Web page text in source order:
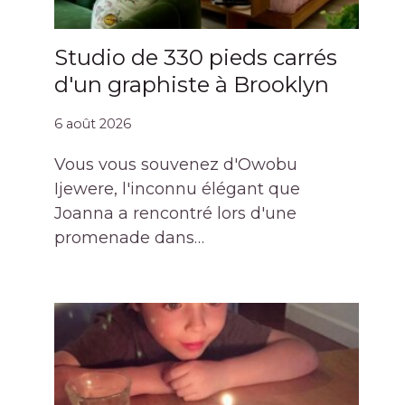
Studio de 330 pieds carrés
d'un graphiste à Brooklyn
6 août 2026
Vous vous souvenez d'Owobu
Ijewere, l'inconnu élégant que
Joanna a rencontré lors d'une
promenade dans…